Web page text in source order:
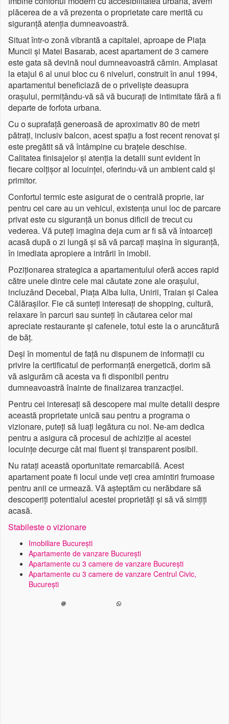
plăcerea de a vă prezenta o proprietate care merită cu
siguranță atenția dumneavoastră.
Situat într-o zonă vibrantă a capitalei, aproape de Piața
Muncii și Matei Basarab, acest apartament de 3 camere
este gata să devină noul dumneavoastră cămin. Amplasat
la etajul 6 al unui bloc cu 6 niveluri, construit în anul 1994,
apartamentul beneficiază de o priveliște deasupra
orașului, permițându-vă să vă bucurați de intimitate fără a fi
departe de forfota urbana.
Cu o suprafață generoasă de aproximativ 80 de metri
pătrați, inclusiv balcon, acest spațiu a fost recent renovat și
este pregătit să vă întâmpine cu brațele deschise.
Calitatea finisajelor și atenția la detalii sunt evident în
fiecare colțișor al locuinței, oferindu-vă un ambient cald și
primitor.
Confortul termic este asigurat de o centrală proprie, iar
pentru cei care au un vehicul, existența unui loc de parcare
privat este cu siguranță un bonus dificil de trecut cu
vederea. Vă puteți imagina deja cum ar fi să vă întoarceți
acasă după o zi lungă și să vă parcați mașina în siguranță,
în imediata apropiere a intrării în imobil.
Poziționarea strategica a apartamentului oferă acces rapid
către unele dintre cele mai căutate zone ale orașului,
incluzând Decebal, Piața Alba Iulia, Unirii, Traian și Calea
Călărașilor. Fie că sunteți interesați de shopping, cultură,
relaxare în parcuri sau sunteți în căutarea celor mai
apreciate restaurante și cafenele, totul este la o aruncătură
de băț.
Deși în momentul de față nu dispunem de informații cu
privire la certificatul de performanță energetică, dorim să
vă asigurăm că acesta va fi disponibil pentru
dumneavoastră înainte de finalizarea tranzacției.
Pentru cei interesați să descopere mai multe detalii despre
această proprietate unică sau pentru a programa o
vizionare, puteți să luați legătura cu noi. Ne-am dedica
pentru a asigura că procesul de achiziție al acestei
locuințe decurge cât mai fluent și transparent posibil.
Nu ratați această oportunitate remarcabilă. Acest
apartament poate fi locul unde veți crea amintiri frumoase
pentru anii ce urmează. Vă așteptăm cu nerăbdare să
descoperiți potentialul acestei proprietăți și să vă simțiți
acasă.
Stabileste o vizionare
Imobiliare București
Apartamente de vanzare București
Apartamente cu 3 camere de vanzare București
Apartamente cu 3 camere de vanzare Centrul Civic,
București